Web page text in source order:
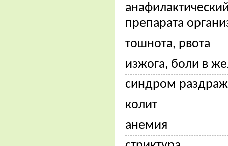
препарата
тошнота, рвота
изжога, боли в
синдром
колит
анемия